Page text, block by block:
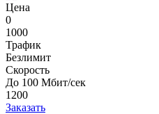
Цена
0
1000
Трафик
Безлимит
Скорость
До 100 Мбит/сек
1200
Заказать